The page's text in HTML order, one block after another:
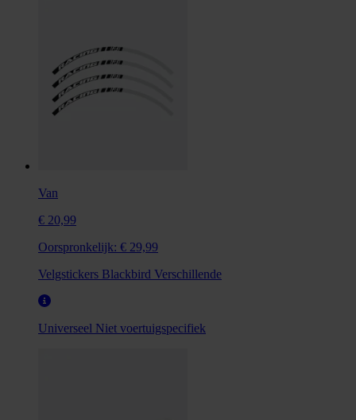
Van
€ 20,99
Oorspronkelijk: € 29,99
Velgstickers Blackbird Verschillende
Universeel Niet voertuigspecifiek